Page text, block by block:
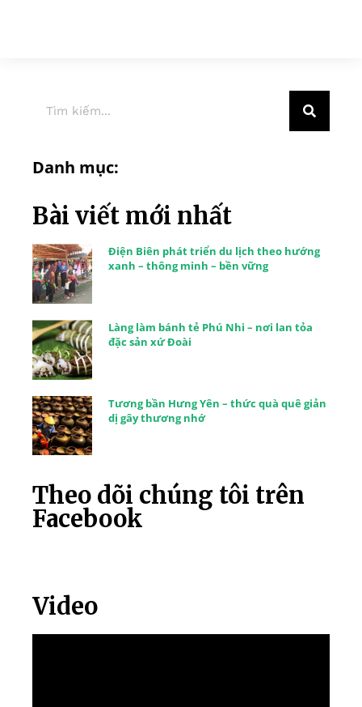
Danh mục:
Bài viết mới nhất
Điện Biên phát triển du lịch theo hướng
xanh – thông minh – bền vững
Làng làm bánh tẻ Phú Nhi – nơi lan tỏa
đặc sản xứ Đoài
Tương bần Hưng Yên – thức quà quê giản
dị gây thương nhớ
Theo dõi chúng tôi trên
Facebook
Video